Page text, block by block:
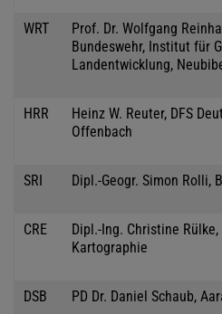
WRT
Prof. Dr. Wolfgang
Bundeswehr, Institut für
Landentwicklung,
HRR
Heinz W. Reuter, DFS
Offenbach
SRI Dipl.-Geogr. Simon Rolli,
CRE
Dipl.-Ing. Christine
Kartographie
DSB PD Dr. Daniel Schaub,